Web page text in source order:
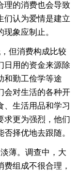
理的消费也会导致
们认为爱情是建立
象应制止。
但消费构成比较
日用的资金来源除
和勤工俭学等途
会对生活的各种开
、生活用品和学习
求更为强烈，他们
择优地去跟随。
薄。调查中，大
组成不很合理，